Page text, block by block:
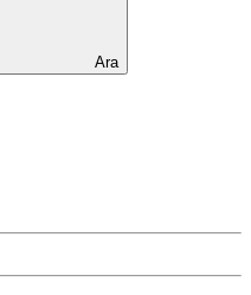
Ara